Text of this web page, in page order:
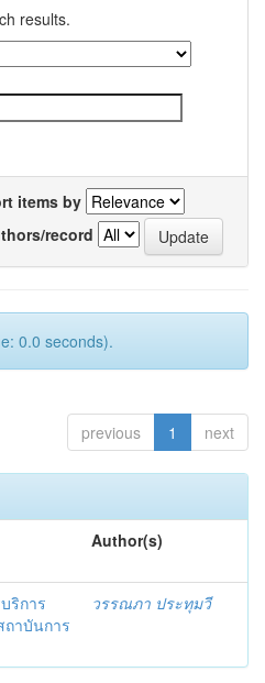
results.
items by
record
0.0 seconds).
previous 1 next
Author(s)
ริการ
าบันการ
วรรณภา ประทุมวี